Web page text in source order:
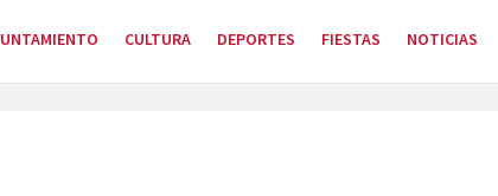
CULTURA DEPORTES FIESTAS NOTICIAS